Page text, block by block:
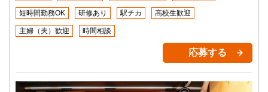
短時間勤務OK 研修あり 駅チカ 高校生歓迎
主婦（夫）歓迎 時間相談
応募する